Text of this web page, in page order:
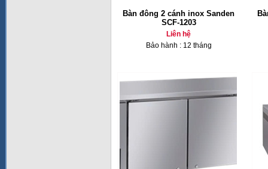
Bàn đông 2 cánh inox Sanden
SCF-1203
Liên hệ
Bảo hành : 12 tháng